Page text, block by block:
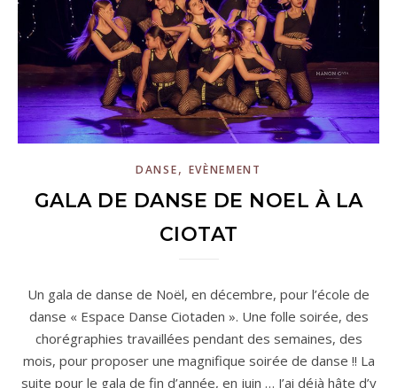
DANSE, EVÈNEMENT
GALA DE DANSE DE NOEL À LA
CIOTAT
Un gala de danse de Noël, en décembre, pour l’école de
danse « Espace Danse Ciotaden ». Une folle soirée, des
chorégraphies travaillées pendant des semaines, des
mois, pour proposer une magnifique soirée de danse !! La
suite pour le gala de fin d’année, en juin … J’ai déjà hâte d’y